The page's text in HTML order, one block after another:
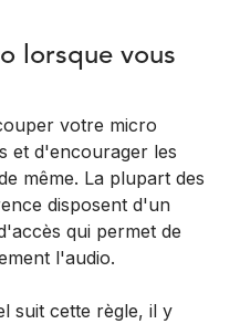
lorsque vous
votre micro
et d'encourager les
même. La plupart des
disposent d'un
qui permet de
l'audio.
suit cette règle, il y